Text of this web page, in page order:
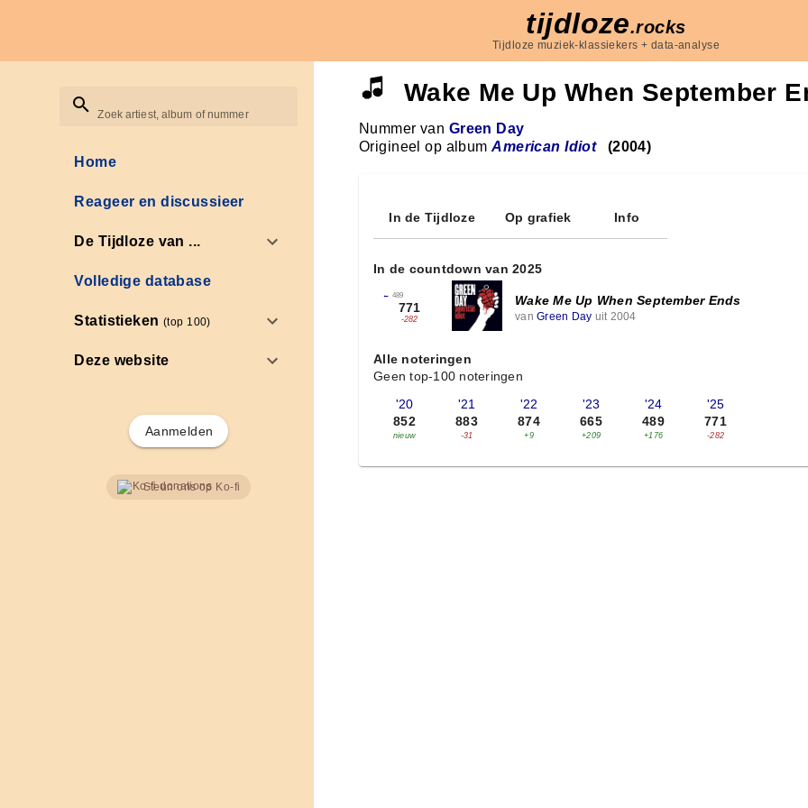
tijdloze.rocks
Tijdloze muziek-klassiekers + data-analyse
Zoek artiest, album of nummer
Home
Reageer en discussieer
De Tijdloze van ...
Volledige database
Statistieken(top 100)
Deze website
Aanmelden
Steun ons op Ko-fi
Wake Me Up When September
Nummer van Green Day
Origineel op albumAmerican Idiot (2004)
In de Tijdloze Op grafiek Info
In de countdown van 2025
← 489
771
-282
Wake Me Up When September Ends
van Green Day uit 2004
Alle noteringen
Geen top-100 noteringen
'20
852
nieuw
'21
883
-31
'22
874
+9
'23
665
+209
'24
489
+176
'25
771
-282